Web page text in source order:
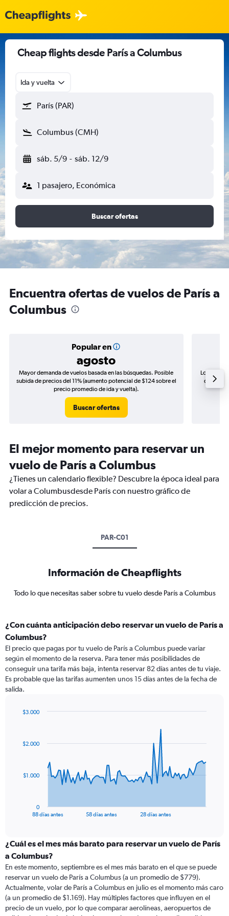
Cheap flights desde París a Columbus
Ida y vuelta
París (PAR)
Columbus (CMH)
sáb. 5/9 - sáb. 12/9
1 pasajero, Económica
Buscar ofertas
Encuentra ofertas de vuelos de París a
Columbus
Popular en
agosto
Mayor demanda de vuelos basada en las búsquedas. Posible
subida de precios del 11% (aumento potencial de $124 sobre el
precio promedio de ida y vuelta).
Buscar ofertas
Los
de
El mejor momento para reservar un
vuelo de París a Columbus
¿Tienes un calendario flexible? Descubre la época ideal para
volar a Columbusdesde París con nuestro gráfico de
predicción de precios.
PAR-C01
Información de Cheapflights
Todo lo que necesitas saber sobre tu vuelo desde París a Columbus
¿Con cuánta anticipación debo reservar un vuelo de París a
Columbus?
El precio que pagas por tu vuelo de París a Columbus puede variar
según el momento de la reserva. Para tener más posibilidades de
conseguir una tarifa más baja, intenta reservar 82 días antes de tu viaje.
Es probable que las tarifas aumenten unos 15 días antes de la fecha de
salida.
data
The
categories.
Range:
categories.
The
chart
has
1
88 días antes 58 días antes 28 días antes
0
$1.000
$2.000
$3.000
¿Cuál es el mes más barato para reservar un vuelo de París
a Columbus?
En este momento, septiembre es el mes más barato en el que se puede
reservar un vuelo de París a Columbus (a un promedio de $779).
Actualmente, volar de París a Columbus en julio es el momento más caro
(a un promedio de $1.169). Hay múltiples factores que influyen en el
precio de un vuelo, por lo que comparar aerolíneas, aeropuertos de